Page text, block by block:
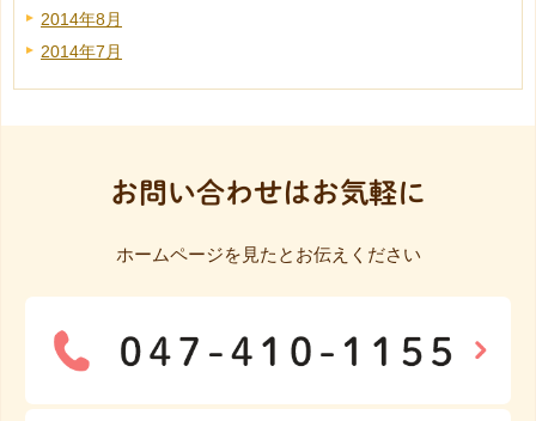
2014年8月
2014年7月
お問い合わせはお気軽に
ホームページを見たとお伝えください